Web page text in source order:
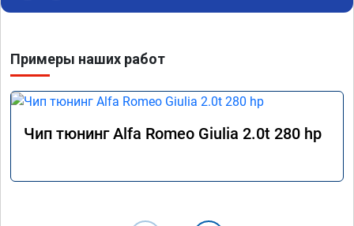
Примеры наших работ
Чип тюнинг Alfa Romeo Giulia 2.0t 280 hp